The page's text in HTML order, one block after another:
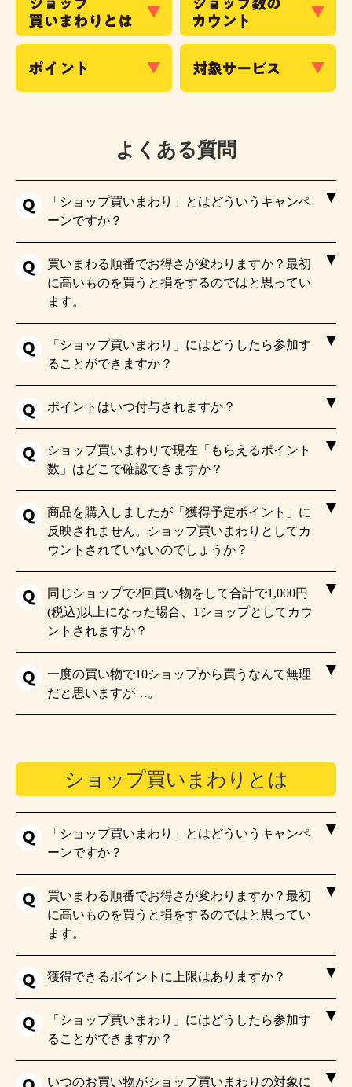
よくある質問
「ショップ買いまわり」とはどういうキャンペ
ーンですか？
買いまわる順番でお得さが変わりますか？最初
に高いものを買うと損をするのではと思ってい
ます。
「ショップ買いまわり」にはどうしたら参加す
ることができますか？
ポイントはいつ付与されますか？
ショップ買いまわりで現在「もらえるポイント
数」はどこで確認できますか？
商品を購入しましたが「獲得予定ポイント」に
反映されません。ショップ買いまわりとしてカ
ウントされていないのでしょうか？
同じショップで2回買い物をして合計で1,000円
(税込)以上になった場合、1ショップとしてカウ
ントされますか？
一度の買い物で10ショップから買うなんて無理
だと思いますが…。
ショップ買いまわりとは
「ショップ買いまわり」とはどういうキャンペ
ーンですか？
買いまわる順番でお得さが変わりますか？最初
に高いものを買うと損をするのではと思ってい
ます。
獲得できるポイントに上限はありますか？
「ショップ買いまわり」にはどうしたら参加す
ることができますか？
いつのお買い物がショップ買いまわりの対象に